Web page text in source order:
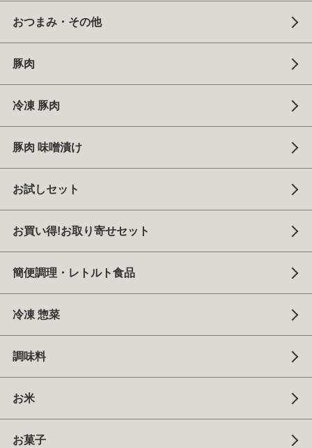
おつまみ・その他
豚肉
冷凍 豚肉
豚肉 味噌漬け
お試しセット
お買い得!お取り寄せセット
簡便調理・レトルト食品
冷凍 惣菜
調味料
お米
お菓子